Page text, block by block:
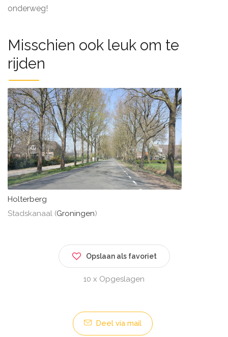
onderweg!
Misschien ook leuk om te
rijden
Holterberg
Stadskanaal (Groningen)
Opslaan als favoriet
10 x Opgeslagen
Deel via mail